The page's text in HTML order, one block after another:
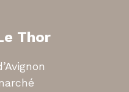
Thor